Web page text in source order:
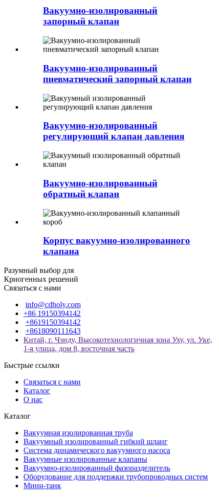
Вакуумно-изолированный
запорный клапан
Вакуумно-изолированный
пневматический запорный клапан
Вакуумно-изолированный
регулирующий клапан давления
Вакуумно-изолированный
обратный клапан
Корпус вакуумно-изолированного
клапана
Разумный выбор для
Криогенных решений
Связаться с нами
info@cdholy.com
+86 19150394142
+8619150394142
+8618090111643
Китай, г. Чэнду, Высокотехнологичная зона Уху, ул. Уке,
1-я улица, дом 8, восточная часть
Быстрые ссылки
Связаться с нами
Каталог
О нас
Каталог
Вакуумная изолированная труба
Вакуумный изолированный гибкий шланг
Система динамического вакуумного насоса
Вакуумные изолированные клапаны
Вакуумно-изолированный фазоразделитель
Оборудование для поддержки трубопроводных систем
Мини-танк